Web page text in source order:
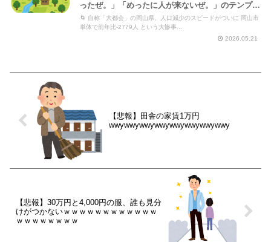
ったぜ。」「めったに人が来ないぜ。」のテンプレ
で埋め尽くされてしまう件
🌀 自称「大都会」の岡山県、人口減少のスピードがついに 岡山市
単体で前年比-2779人 という大惨事...
2026.05.21
【悲報】田舎の家賃1万円
wwywwywwywwywwywwywwywwy
【悲報】30万円と4,000円の服、誰も見分
けがつかないｗｗｗｗｗｗｗｗｗｗｗｗ
ｗｗｗｗｗｗｗｗ